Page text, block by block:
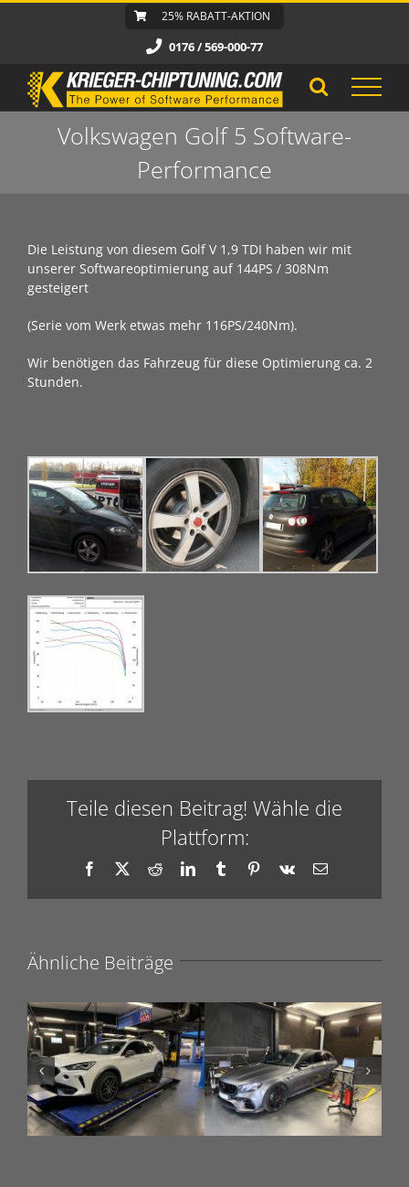
Zum
25% RABATT-AKTION
0176 / 569-000-77
Volkswagen Golf 5 Software-
Performance
Die Leistung von diesem Golf V 1,9 TDI haben wir mit
unserer Softwareoptimierung auf 144PS / 308Nm
gesteigert
(Serie vom Werk etwas mehr 116PS/240Nm).
Wir benötigen das Fahrzeug für diese Optimierung ca. 2
Stunden.
Teile diesen Beitrag! Wähle die
Plattform:
Facebook
X RedditLinkedInTumblrPinterest
Vk
E-
Ähnliche Beiträge